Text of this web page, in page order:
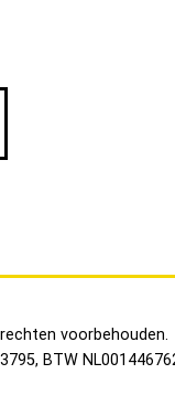
voorbehouden.
BTW